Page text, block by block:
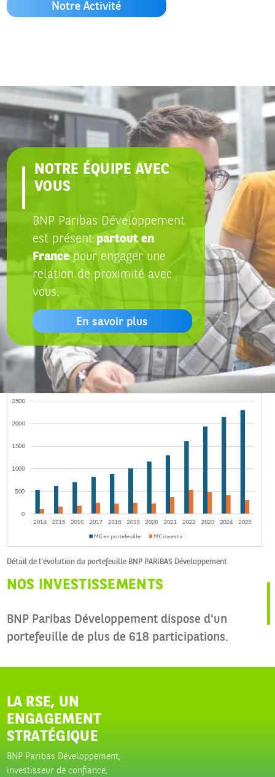
Notre Activité
NOTRE ÉQUIPE AVEC
VOUS
BNP Paribas Développement
est présentpartout en
Francepour engager une
relation de proximité avec
vous.
En savoir plus
Détail de l'évolution du portefeuille BNP PARIBAS Développement
NOS INVESTISSEMENTS
BNP Paribas Développement dispose d'un
portefeuille de plus de 618 participations.
LA RSE, UN
ENGAGEMENT
STRATÉGIQUE
BNP Paribas Développement,
investisseur de confiance,